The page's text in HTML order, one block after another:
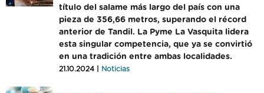
título del salame más largo del país con una
pieza de 356,66 metros, superando el récord
anterior de Tandil. La Pyme La Vasquita lidera
esta singular competencia, que ya se convirtió
en una tradición entre ambas localidades.
21.10.2024 | Noticias